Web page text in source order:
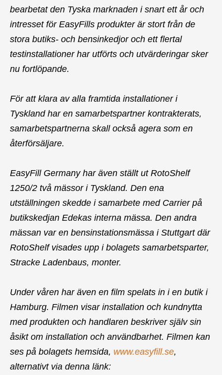
bearbetat den Tyska marknaden i snart ett år och
intresset för EasyFills produkter är stort från de
stora butiks- och bensinkedjor och ett flertal
testinstallationer har utförts och utvärderingar sker
nu fortlöpande.
För att klara av alla framtida installationer i
Tyskland har en samarbetspartner kontrakterats,
samarbetspartnerna skall också agera som en
återförsäljare.
EasyFill Germany har även ställt ut RotoShelf
1250/2 två mässor i Tyskland. Den ena
utställningen skedde i samarbete med Carrier på
butikskedjan Edekas interna mässa. Den andra
mässan var en bensinstationsmässa i Stuttgart där
RotoShelf visades upp i bolagets samarbetsparter,
Stracke Ladenbaus, monter.
Under våren har även en film spelats in i en butik i
Hamburg. Filmen visar installation och kundnytta
med produkten och handlaren beskriver själv sin
åsikt om installation och användbarhet. Filmen kan
ses på bolagets hemsida, www.easyfill.se,
alternativt via denna länk: